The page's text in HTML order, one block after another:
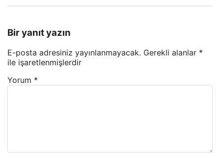
Bir yanıt yazın
E-posta adresiniz yayınlanmayacak. Gerekli alanlar *
ile işaretlenmişlerdir
Yorum *